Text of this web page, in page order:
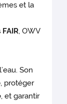
et la
, OWV
Son
, protéger
, et garantir